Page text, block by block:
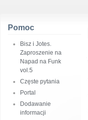
Pomoc
Bisz i Jotes.
Zaproszenie na
Napad na Funk
vol.5
Częste pytania
Portal
Dodawanie
informacji